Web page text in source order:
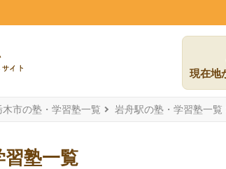
現在地
木市の塾・学習塾一覧 岩舟駅の塾・学習塾一覧
塾一覧